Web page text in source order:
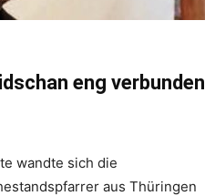
eng verbunden
wandte sich die
aus Thüringen